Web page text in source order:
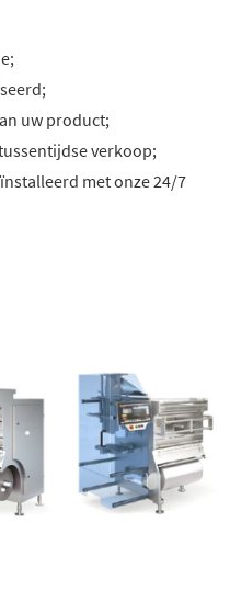
uw product;
verkoop;
met onze 24/7